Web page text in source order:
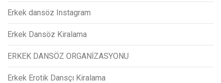
Erkek dansöz Instagram
Erkek Dansöz Kiralama
ERKEK DANSÖZ ORGANİZASYONU
Erkek Erotik Dansçı Kiralama